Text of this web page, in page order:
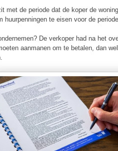
met de periode dat de koper de
huurpenningen te eisen voor de
De verkoper had na het
aanmanen om te betalen, dan